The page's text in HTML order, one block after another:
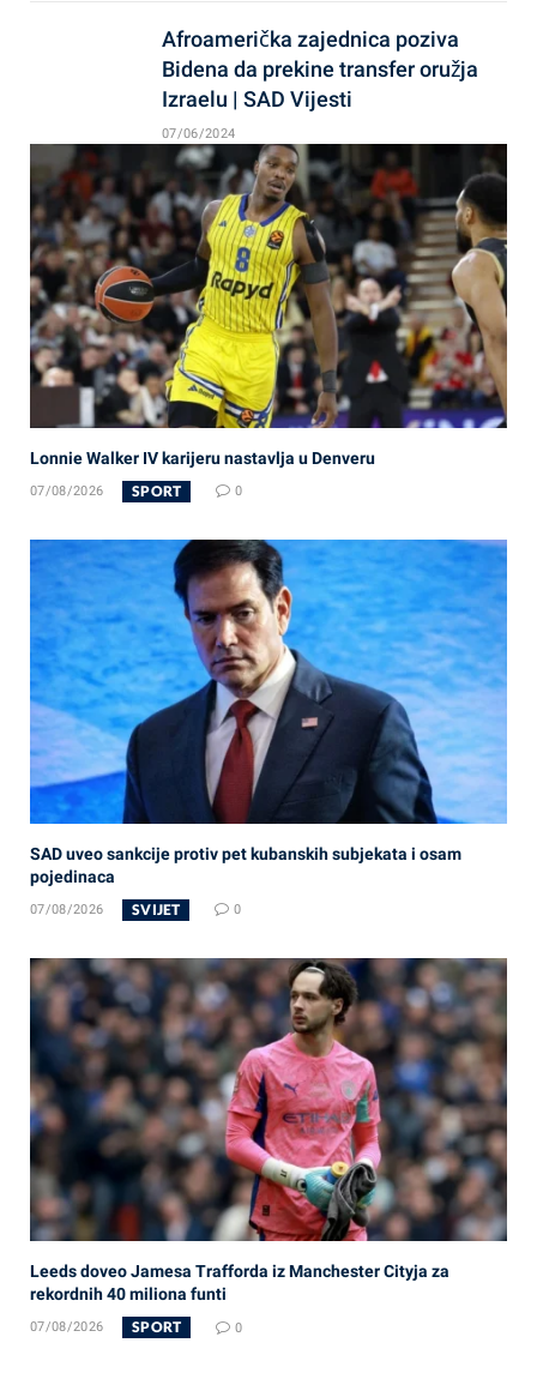
Afroamerička zajednica poziva
Bidena da prekine transfer oružja
Izraelu | SAD Vijesti
07/06/2024
Lonnie Walker IV karijeru nastavlja u Denveru
07/08/2026 SPORT 0
SAD uveo sankcije protiv pet kubanskih subjekata i osam
pojedinaca
07/08/2026 SVIJET 0
Leeds doveo Jamesa Trafforda iz Manchester Cityja za
rekordnih 40 miliona funti
07/08/2026 SPORT 0